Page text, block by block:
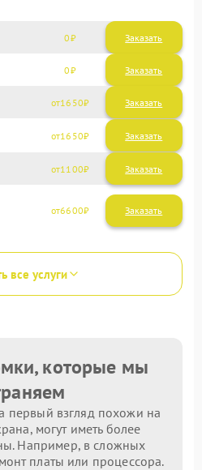
0 Заказать
0 Заказать
1650
1650
1100
6600
все услуги
которые мы
первый взгляд похожи на
могут иметь более
Например, в сложных
платы или процессора.